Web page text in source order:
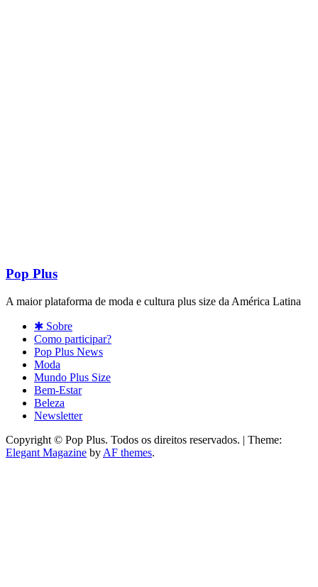
Pop Plus
A maior plataforma de moda e cultura plus size da América Latina
✱ Sobre
Como participar?
Pop Plus News
Moda
Mundo Plus Size
Bem-Estar
Beleza
Newsletter
Copyright © Pop Plus. Todos os direitos reservados. | Theme:
Elegant Magazine by AF themes.